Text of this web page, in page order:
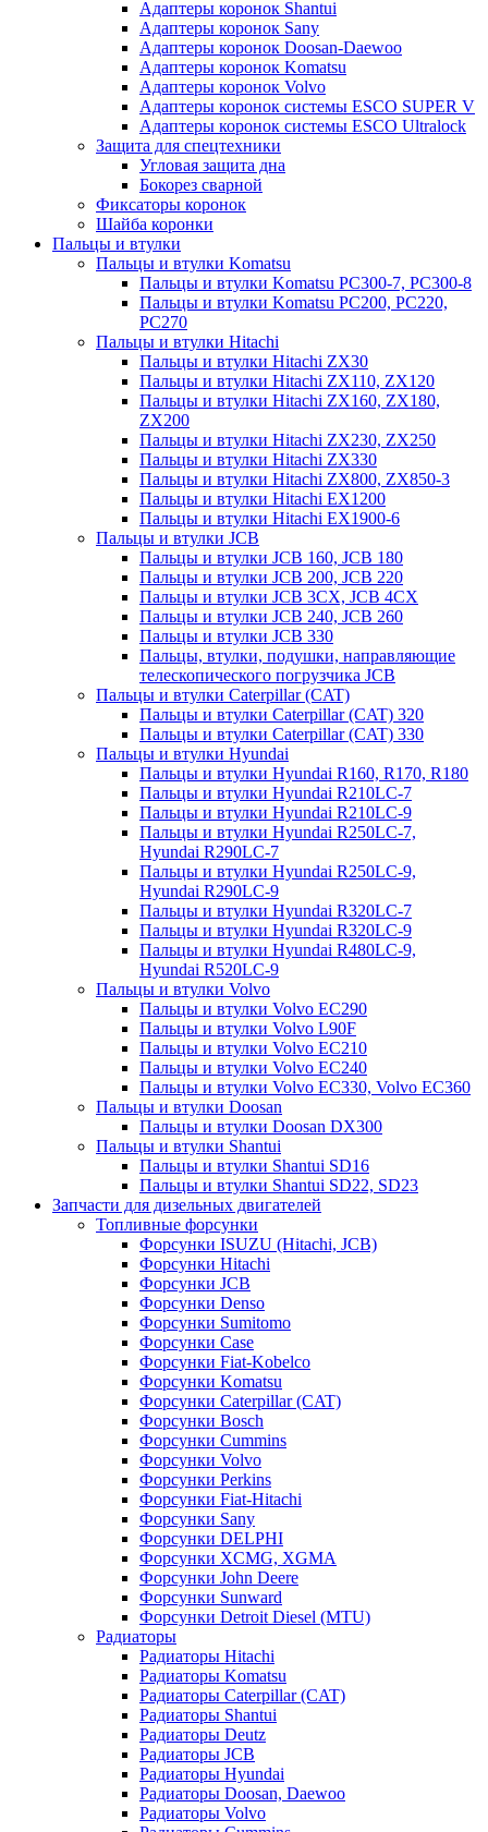
Адаптеры коронок Shantui
Адаптеры коронок Sany
Адаптеры коронок Doosan-Daewoo
Адаптеры коронок Komatsu
Адаптеры коронок Volvo
Адаптеры коронок системы ESCO SUPER V
Адаптеры коронок системы ESCO Ultralock
Защита для спецтехники
Угловая защита дна
Бокорез сварной
Фиксаторы коронок
Шайба коронки
Пальцы и втулки
Пальцы и втулки Komatsu
Пальцы и втулки Komatsu PC300-7, PC300-8
Пальцы и втулки Komatsu PC200, PC220,
PC270
Пальцы и втулки Hitachi
Пальцы и втулки Hitachi ZX30
Пальцы и втулки Hitachi ZX110, ZX120
Пальцы и втулки Hitachi ZX160, ZX180,
ZX200
Пальцы и втулки Hitachi ZX230, ZX250
Пальцы и втулки Hitachi ZX330
Пальцы и втулки Hitachi ZX800, ZX850-3
Пальцы и втулки Hitachi EX1200
Пальцы и втулки Hitachi EX1900-6
Пальцы и втулки JCB
Пальцы и втулки JCB 160, JCB 180
Пальцы и втулки JCB 200, JCB 220
Пальцы и втулки JCB 3CX, JCB 4CX
Пальцы и втулки JCB 240, JCB 260
Пальцы и втулки JCB 330
Пальцы, втулки, подушки, направляющие
телескопического погрузчика JCB
Пальцы и втулки Caterpillar (CAT)
Пальцы и втулки Caterpillar (CAT) 320
Пальцы и втулки Caterpillar (CAT) 330
Пальцы и втулки Hyundai
Пальцы и втулки Hyundai R160, R170, R180
Пальцы и втулки Hyundai R210LC-7
Пальцы и втулки Hyundai R210LC-9
Пальцы и втулки Hyundai R250LC-7,
Hyundai R290LC-7
Пальцы и втулки Hyundai R250LC-9,
Hyundai R290LC-9
Пальцы и втулки Hyundai R320LC-7
Пальцы и втулки Hyundai R320LC-9
Пальцы и втулки Hyundai R480LC-9,
Hyundai R520LC-9
Пальцы и втулки Volvo
Пальцы и втулки Volvo EC290
Пальцы и втулки Volvo L90F
Пальцы и втулки Volvo EC210
Пальцы и втулки Volvo EC240
Пальцы и втулки Volvo EC330, Volvo EC360
Пальцы и втулки Doosan
Пальцы и втулки Doosan DX300
Пальцы и втулки Shantui
Пальцы и втулки Shantui SD16
Пальцы и втулки Shantui SD22, SD23
Запчасти для дизельных двигателей
Топливные форсунки
Форсунки ISUZU (Hitachi, JCB)
Форсунки Hitachi
Форсунки JCB
Форсунки Denso
Форсунки Sumitomo
Форсунки Case
Форсунки Fiat-Kobelco
Форсунки Komatsu
Форсунки Caterpillar (CAT)
Форсунки Bosch
Форсунки Cummins
Форсунки Volvo
Форсунки Perkins
Форсунки Fiat-Hitachi
Форсунки Sany
Форсунки DELPHI
Форсунки XCMG, XGMA
Форсунки John Deere
Форсунки Sunward
Форсунки Detroit Diesel (MTU)
Радиаторы
Радиаторы Hitachi
Радиаторы Komatsu
Радиаторы Caterpillar (CAT)
Радиаторы Shantui
Радиаторы Deutz
Радиаторы JCB
Радиаторы Hyundai
Радиаторы Doosan, Daewoo
Радиаторы Volvo